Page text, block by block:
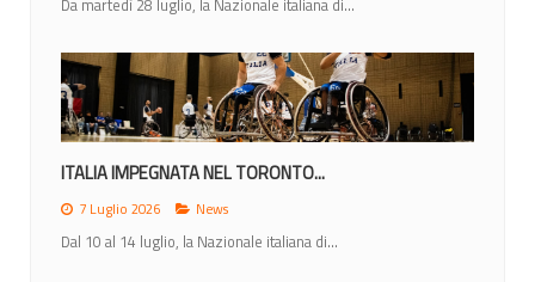
ITALIA IMPEGNATA NEL TORONTO...
7 Luglio 2026 News
Dal 10 al 14 luglio, la Nazionale italiana di...